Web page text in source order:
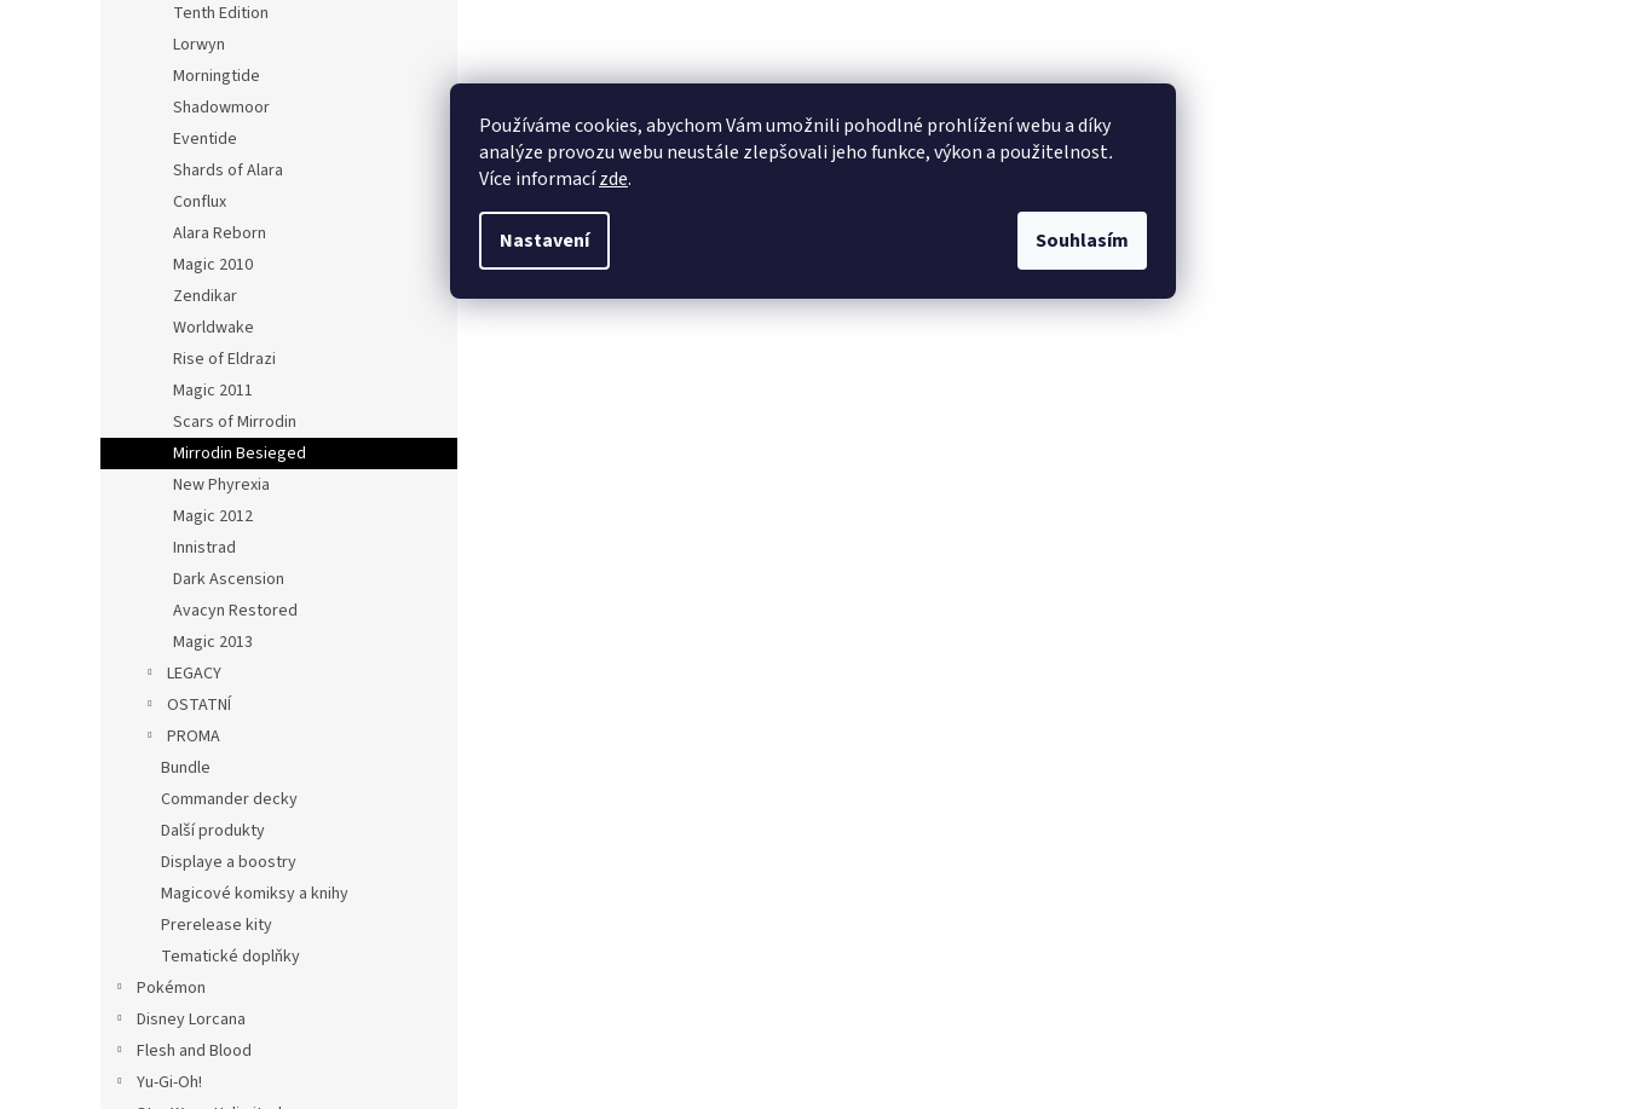
Používáme cookies, abychom Vám umožnili pohodlné prohlížení webu a díky
analýze provozu webu neustále zlepšovali jeho funkce, výkon a použitelnost.
Více informacízde.
Nastavení Souhlasím
Tenth Edition
Lorwyn
Morningtide
Shadowmoor
Eventide
Shards of Alara
Conflux
Alara Reborn
Magic 2010
Zendikar
Worldwake
Rise of Eldrazi
Magic 2011
Scars of Mirrodin
Mirrodin Besieged
New Phyrexia
Magic 2012
Innistrad
Dark Ascension
Avacyn Restored
Magic 2013
LEGACY
OSTATNÍ
PROMA
Bundle
Commander decky
Další produkty
Displaye a boostry
Magicové komiksy a knihy
Prerelease kity
Tematické doplňky
Pokémon
Disney Lorcana
Flesh and Blood
Yu-Gi-Oh!